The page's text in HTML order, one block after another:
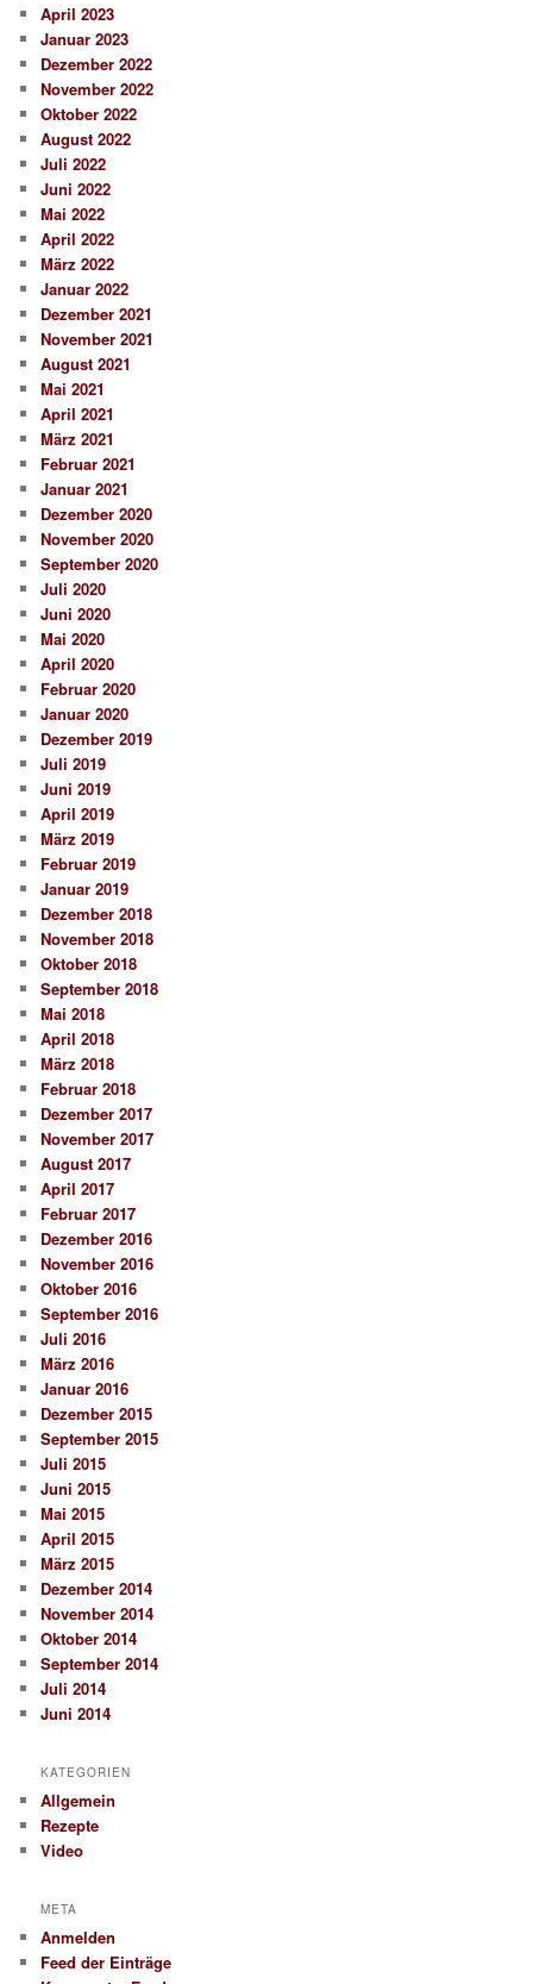
April 2023
Januar 2023
Dezember 2022
November 2022
Oktober 2022
August 2022
Juli 2022
Juni 2022
Mai 2022
April 2022
März 2022
Januar 2022
Dezember 2021
November 2021
August 2021
Mai 2021
April 2021
März 2021
Februar 2021
Januar 2021
Dezember 2020
November 2020
September 2020
Juli 2020
Juni 2020
Mai 2020
April 2020
Februar 2020
Januar 2020
Dezember 2019
Juli 2019
Juni 2019
April 2019
März 2019
Februar 2019
Januar 2019
Dezember 2018
November 2018
Oktober 2018
September 2018
Mai 2018
April 2018
März 2018
Februar 2018
Dezember 2017
November 2017
August 2017
April 2017
Februar 2017
Dezember 2016
November 2016
Oktober 2016
September 2016
Juli 2016
März 2016
Januar 2016
Dezember 2015
September 2015
Juli 2015
Juni 2015
Mai 2015
April 2015
März 2015
Dezember 2014
November 2014
Oktober 2014
September 2014
Juli 2014
Juni 2014
KATEGORIEN
Allgemein
Rezepte
Video
META
Anmelden
Feed der Einträge